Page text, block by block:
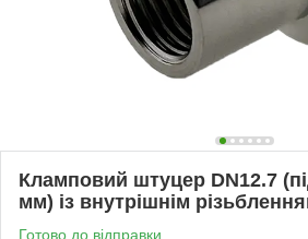
Кламповий штуцер DN12.7
мм) із внутрішнім
Готово до відправки